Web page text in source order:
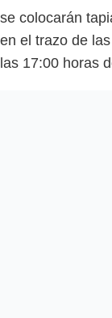
se colocarán
en el trazo de
las 17:00 horas